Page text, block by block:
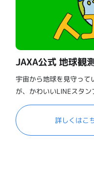
JAXA公式 地球観
宇宙から地球を見守って
が、かわいいLINEスタン
詳しくはこ